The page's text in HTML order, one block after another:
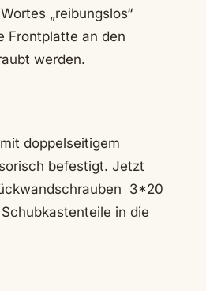
„reibungslos“
Frontplatte an den
werden.
doppelseitigem
befestigt. Jetzt
3*20
in die